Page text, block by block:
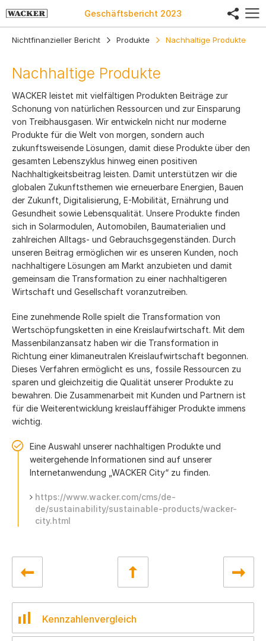
Geschäftsbericht 2023 share
Nichtfinanzieller Bericht Produkte Nachhaltige Produkte
Nachhaltige Produkte
WACKER leistet mit vielfältigen Produkten Beiträge zur
Schonung von natürlichen Ressourcen und zur Einsparung
von Treibhausgasen. Wir entwickeln nicht nur moderne
Produkte für die Welt von morgen, sondern auch
zukunftsweisende Lösungen, damit diese Produkte über den
gesamten Lebenszyklus hinweg einen positiven
Nachhaltigkeitsbeitrag leisten. Damit unterstützen wir die
globalen Zukunftsthemen wie erneuerbare Energien, Bauen
der Zukunft, Digitalisierung, E-Mobilität, Ernährung und
Gesundheit sowie Lebensqualität. Unsere Produkte finden
sich in Solarmodulen, Automobilen, Baumaterialien und
zahlreichen Alltags- und Gebrauchsgegenständen. Durch
unseren Beitrag ermöglichen wir es unseren Kunden, noch
nachhaltigere Lösungen am Markt anzubieten und damit
gemeinsam die Transformation zu einer nachhaltigeren
Wirtschaft und Gesellschaft voranzutreiben.
Eine zunehmende Rolle spielt die Transformation von
Wertschöpfungsketten in eine Kreislaufwirtschaft. Mit dem
Massenbilanzansatz haben wir die Transformation in
Richtung einer klimaneutralen Kreislaufwirtschaft begonnen.
Dieses Verfahren ermöglicht es uns, fossile Ressourcen zu
sparen und gleichzeitig die Qualität unserer Produkte zu
bewahren. Die Zusammenarbeit mit Kunden und Partnern ist
für die Weiterentwicklung kreislauffähiger Produkte immens
wichtig.
Eine Auswahl unserer nachhaltigen Produkte und
weitergehende Informationen sind auf unserer
Internetanwendung „WACKER City“ zu finden.
https://www.wacker.com/cms/de-
de/sustainability/sustainable-products/wacker-
city.html
Kennzahlenvergleich